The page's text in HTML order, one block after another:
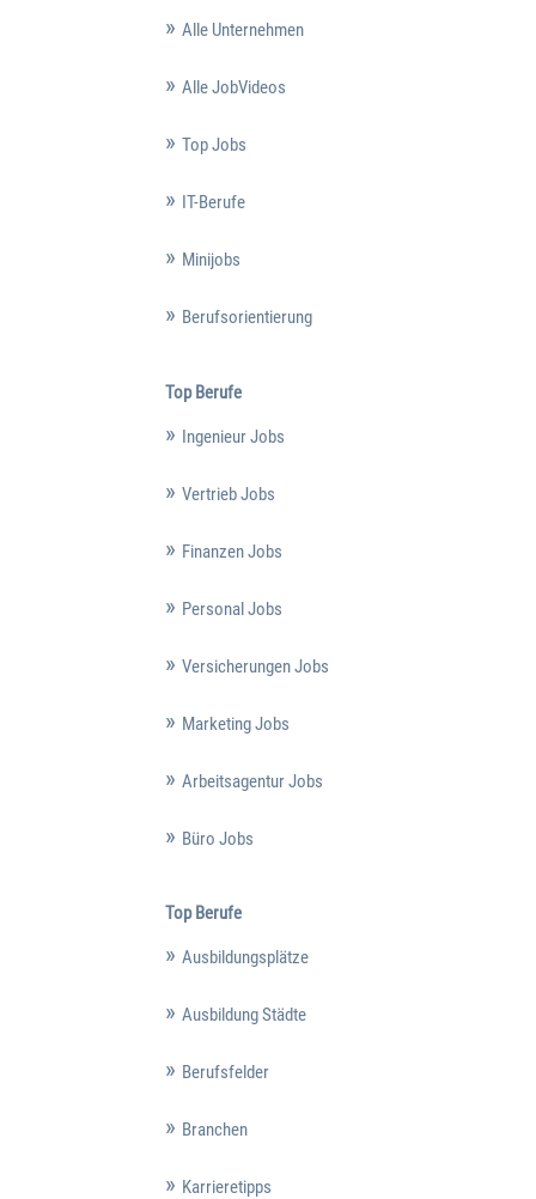
Alle Unternehmen
Alle JobVideos
Top Jobs
IT-Berufe
Minijobs
Berufsorientierung
Top Berufe
Ingenieur Jobs
Vertrieb Jobs
Finanzen Jobs
Personal Jobs
Versicherungen Jobs
Marketing Jobs
Arbeitsagentur Jobs
Büro Jobs
Top Berufe
Ausbildungsplätze
Ausbildung Städte
Berufsfelder
Branchen
Karrieretipps